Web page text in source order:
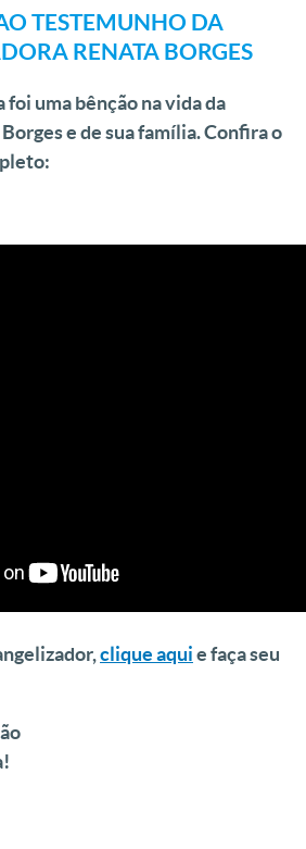
TESTEMUNHO DA
RENATA BORGES
foi uma bênção na vida da
e de sua família. Confira o
clique aquie faça seu